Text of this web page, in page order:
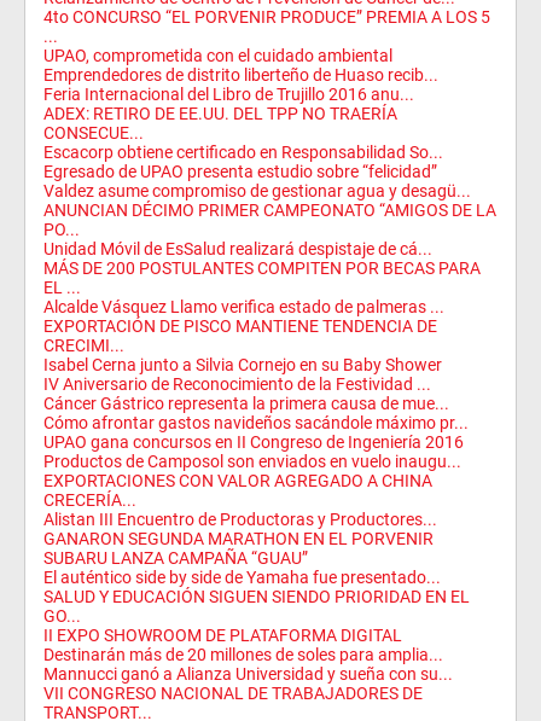
4to CONCURSO “EL PORVENIR PRODUCE” PREMIA A LOS 5
...
UPAO, comprometida con el cuidado ambiental
Emprendedores de distrito liberteño de Huaso recib...
Feria Internacional del Libro de Trujillo 2016 anu...
ADEX: RETIRO DE EE.UU. DEL TPP NO TRAERÍA
CONSECUE...
Escacorp obtiene certificado en Responsabilidad So...
Egresado de UPAO presenta estudio sobre “felicidad”
Valdez asume compromiso de gestionar agua y desagü...
ANUNCIAN DÉCIMO PRIMER CAMPEONATO “AMIGOS DE LA
PO...
Unidad Móvil de EsSalud realizará despistaje de cá...
MÁS DE 200 POSTULANTES COMPITEN POR BECAS PARA
EL ...
Alcalde Vásquez Llamo verifica estado de palmeras ...
EXPORTACIÓN DE PISCO MANTIENE TENDENCIA DE
CRECIMI...
Isabel Cerna junto a Silvia Cornejo en su Baby Shower
IV Aniversario de Reconocimiento de la Festividad ...
Cáncer Gástrico representa la primera causa de mue...
Cómo afrontar gastos navideños sacándole máximo pr...
UPAO gana concursos en II Congreso de Ingeniería 2016
Productos de Camposol son enviados en vuelo inaugu...
EXPORTACIONES CON VALOR AGREGADO A CHINA
CRECERÍA...
Alistan III Encuentro de Productoras y Productores...
GANARON SEGUNDA MARATHON EN EL PORVENIR
SUBARU LANZA CAMPAÑA “GUAU”
El auténtico side by side de Yamaha fue presentado...
SALUD Y EDUCACIÓN SIGUEN SIENDO PRIORIDAD EN EL
GO...
II EXPO SHOWROOM DE PLATAFORMA DIGITAL
Destinarán más de 20 millones de soles para amplia...
Mannucci ganó a Alianza Universidad y sueña con su...
VII CONGRESO NACIONAL DE TRABAJADORES DE
TRANSPORT...